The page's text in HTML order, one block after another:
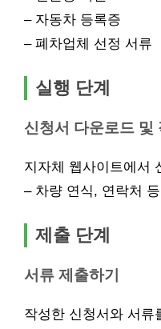
– 자동차 등록증
– 폐차업체 선정 서류
실행 단계
신청서 다운로드 및
지자체 웹사이트에서
– 차량 연식, 연락처
제출 단계
서류 제출하기
작성한 신청서와 서류